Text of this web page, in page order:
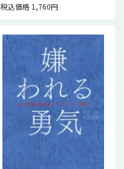
税込価格 1,760円